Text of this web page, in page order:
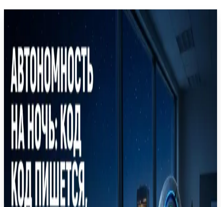
Автоматический режим в Claude Code:
как компании балансируют скорость и
безопасность ИИ-агентов
Anthropic сделала автоматический режим
стандартом в Claude Code. Разбираем, как Nuro,
Gusto и Garner Health используют агентов без
постоянного контроля человека, сохраняя
безопасность.
Anthropic Claude Code